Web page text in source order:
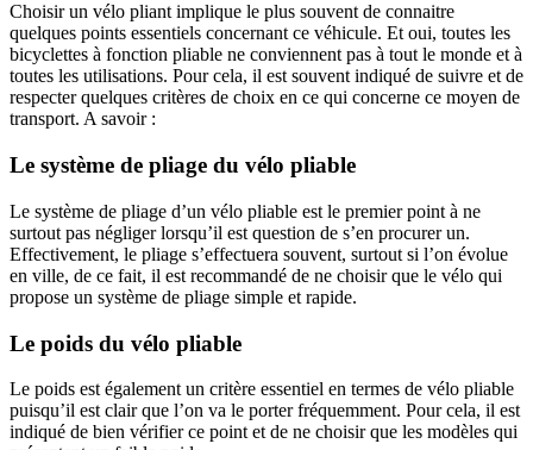
Choisir un vélo pliant implique le plus souvent de connaitre
quelques points essentiels concernant ce véhicule. Et oui, toutes les
bicyclettes à fonction pliable ne conviennent pas à tout le monde et à
toutes les utilisations. Pour cela, il est souvent indiqué de suivre et de
respecter quelques critères de choix en ce qui concerne ce moyen de
transport. A savoir :
Le système de pliage du vélo pliable
Le système de pliage d’un vélo pliable est le premier point à ne
surtout pas négliger lorsqu’il est question de s’en procurer un.
Effectivement, le pliage s’effectuera souvent, surtout si l’on évolue
en ville, de ce fait, il est recommandé de ne choisir que le vélo qui
propose un système de pliage simple et rapide.
Le poids du vélo pliable
Le poids est également un critère essentiel en termes de vélo pliable
puisqu’il est clair que l’on va le porter fréquemment. Pour cela, il est
indiqué de bien vérifier ce point et de ne choisir que les modèles qui